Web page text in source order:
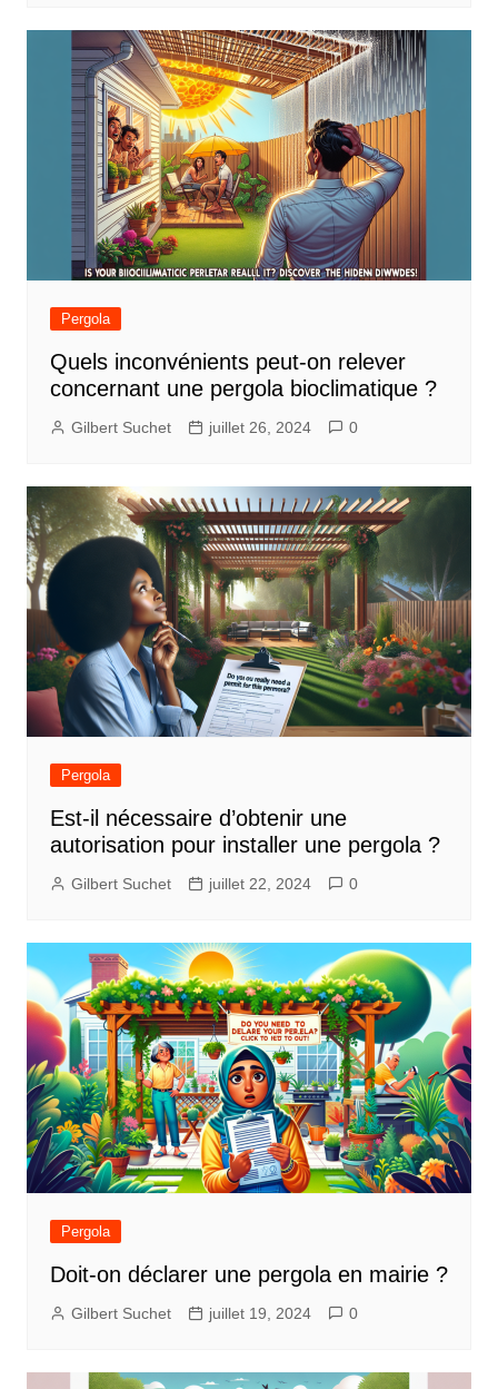
Pergola
Quels inconvénients peut-on relever
concernant une pergola bioclimatique ?
Gilbert Suchet juillet 26, 2024 0
Pergola
Est-il nécessaire d’obtenir une
autorisation pour installer une pergola ?
Gilbert Suchet juillet 22, 2024 0
Pergola
Doit-on déclarer une pergola en mairie ?
Gilbert Suchet juillet 19, 2024 0